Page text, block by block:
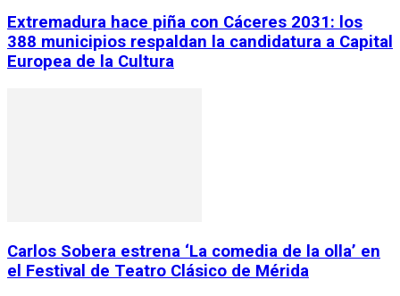
Extremadura hace piña con Cáceres 2031: los
388 municipios respaldan la candidatura a Capital
Europea de la Cultura
Carlos Sobera estrena ‘La comedia de la olla’ en
el Festival de Teatro Clásico de Mérida